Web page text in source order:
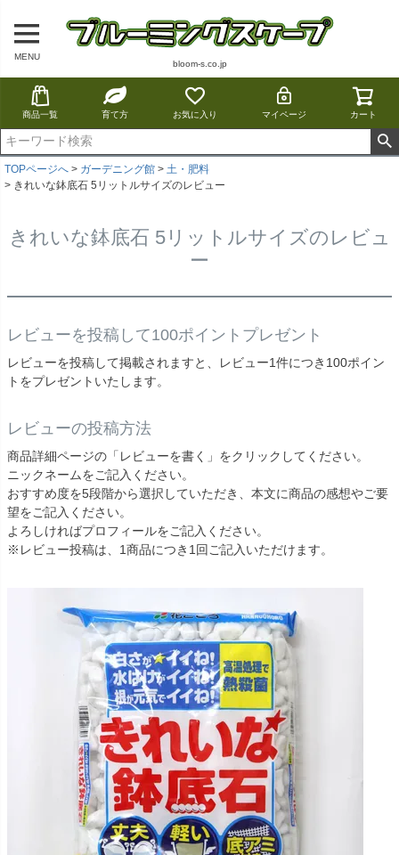
MENU
bloom-s.co.jp
商品一覧 育て方 お気に入り マイページ カート
TOPページへ ガーデニング館
土・肥料
きれいな鉢底石 5リットルサイズのレビュー
きれいな鉢底石 5リットルサイズのレビュ
ー
レビューを投稿して100ポイントプレゼント
レビューを投稿して掲載されますと、レビュー1件につき100ポイン
トをプレゼントいたします。
レビューの投稿方法
商品詳細ページの「レビューを書く」をクリックしてください。
ニックネームをご記入ください。
おすすめ度を5段階から選択していただき、本文に商品の感想やご要
望をご記入ください。
よろしければプロフィールをご記入ください。
※レビュー投稿は、1商品につき1回ご記入いただけます。